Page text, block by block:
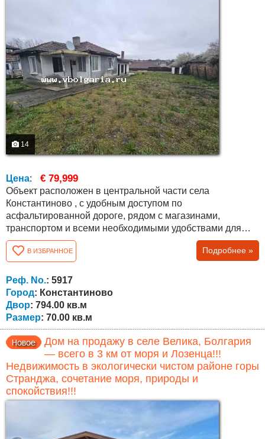
14
Цена: € 79,999
Объект расположен в центральной части села
Константиново , с удобным доступом по
асфальтированной дороге, рядом с магазинами,
транспортом и всеми необходимыми удобствами для
постоянного проживания. Дом состоит из основной
жилой части с тремя комнатами и коридором, а также
пристроенного дополнительного помещения с двумя
комнатами и ванной с туалетом. Обе части могут быть
объединены в одно более просторное и
функциональное...
В ИЗБРАННОЕ Подробнее »
Реф. No.: 5917
Город: Константиново
Двор: 794.00 кв.м
Размер: 70.00 кв.м
Дом на продажу в селе Велика, Болгария
— всего в 3 км от моря и Лозенца!!!
Недвижимость в экологически чистом районе горы
Странджа, сочетание моря, природы и
спокойствия!!!